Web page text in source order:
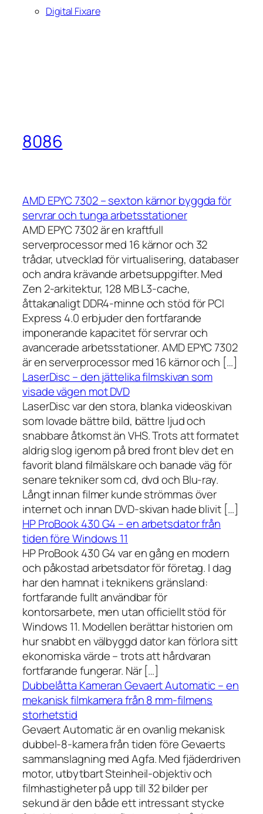
Digital Fixare
8086
AMD EPYC 7302 – sexton kärnor byggda för
servrar och tunga arbetsstationer
AMD EPYC 7302 är en kraftfull
serverprocessor med 16 kärnor och 32
trådar, utvecklad för virtualisering, databaser
och andra krävande arbetsuppgifter. Med
Zen 2-arkitektur, 128 MB L3-cache,
åttakanaligt DDR4-minne och stöd för PCI
Express 4.0 erbjuder den fortfarande
imponerande kapacitet för servrar och
avancerade arbetsstationer. AMD EPYC 7302
är en serverprocessor med 16 kärnor och […]
LaserDisc – den jättelika filmskivan som
visade vägen mot DVD
LaserDisc var den stora, blanka videoskivan
som lovade bättre bild, bättre ljud och
snabbare åtkomst än VHS. Trots att formatet
aldrig slog igenom på bred front blev det en
favorit bland filmälskare och banade väg för
senare tekniker som cd, dvd och Blu-ray.
Långt innan filmer kunde strömmas över
internet och innan DVD-skivan hade blivit […]
HP ProBook 430 G4 – en arbetsdator från
tiden före Windows 11
HP ProBook 430 G4 var en gång en modern
och påkostad arbetsdator för företag. I dag
har den hamnat i teknikens gränsland:
fortfarande fullt användbar för
kontorsarbete, men utan officiellt stöd för
Windows 11. Modellen berättar historien om
hur snabbt en välbyggd dator kan förlora sitt
ekonomiska värde – trots att hårdvaran
fortfarande fungerar. När […]
Dubbelåtta Kameran Gevaert Automatic – en
mekanisk filmkamera från 8 mm-filmens
storhetstid
Gevaert Automatic är en ovanlig mekanisk
dubbel-8-kamera från tiden före Gevaerts
sammanslagning med Agfa. Med fjäderdriven
motor, utbytbart Steinheil-objektiv och
filmhastigheter på upp till 32 bilder per
sekund är den både ett intressant stycke